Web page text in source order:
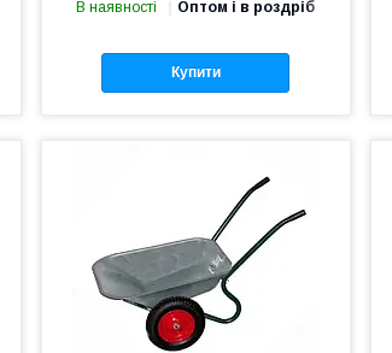
В наявності Оптом і в роздріб
Купити